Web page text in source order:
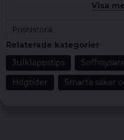
Material: 100%
Mått ihoprullad: 43 cm
diameter.
Vikt: 640 gram.
Färger: svart, oliv,
woodland.
Visa
Prishistorik
Relaterade kategorier
Julklappstips
Högtider Smarta saker